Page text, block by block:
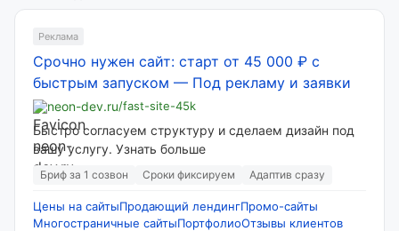
Реклама
Срочно нужен сайт: старт от 45 000 ₽ с
быстрым запуском — Под рекламу и заявки
neon-dev.ru/fast-site-45k
Быстро согласуем структуру и сделаем дизайн под
вашу услугу. Узнать больше
Бриф за 1 созвон Сроки фиксируем Адаптив сразу
Цены на сайтыПродающий лендингПромо-сайты
Многостраничные сайтыПортфолиоОтзывы клиентов